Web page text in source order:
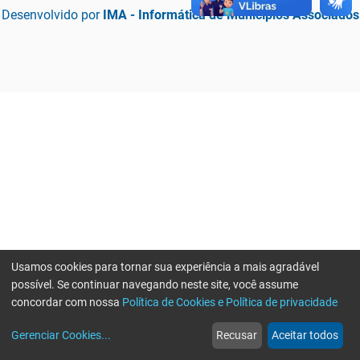
Desenvolvido por IMA - Informática de Municípios Associados
web
Notícias
more_horiz
Mais
Usamos cookies para tornar sua experiência a mais agradável
possível. Se continuar navegando neste site, você assume
concordar com nossa Política de Cookies e Política de privacidade
Gerenciar Cookies... Recusar Aceitar todos
Erro ao enviar informações, por favor tente novamente